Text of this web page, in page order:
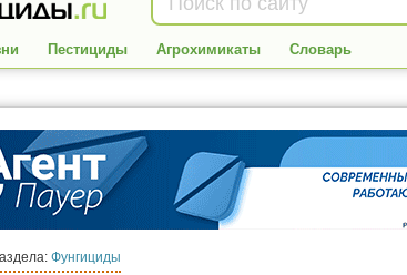
Пестициды Агрохимикаты Словарь
Фунгициды